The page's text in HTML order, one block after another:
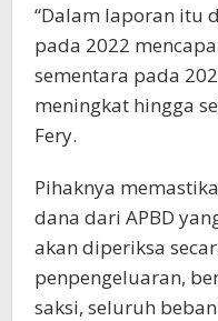
“Dalam laporan itu
pada 2022
sementara pada
meningkat hingga
Fery.
Pihaknya
dana dari APBD
akan diperiksa
penpengeluaran,
saksi, seluruh